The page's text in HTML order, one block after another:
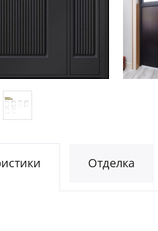
Отделка